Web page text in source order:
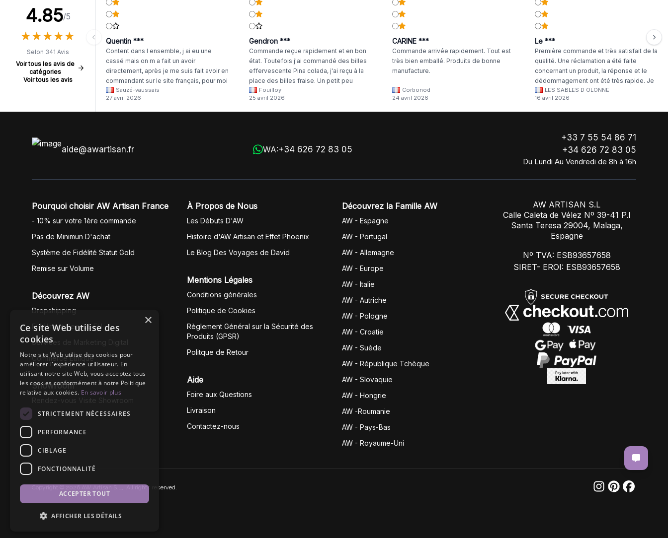
4.85/5
★★★★★
★★★★★
Selon 341 Avis
Voir tous les avis de
catégories
Voir tous les avis
Quentin ***
Content dans l ensemble, j ai eu une
cassé mais on m a fait un avoir
directement, après je me suis fait avoir en
commandant sur le site français, pour moi
il était évident que les produits était de la
même langue mais raté tout est en
anglais.
Sauzé-vaussais
27 avril 2026
Gendron ***
Commande reçue rapidement et en bon
état. Toutefois j'ai commandé des billes
effervescente Pina colada, j'ai reçu à la
place des billes fraise. Un petit peu
dommage
Fouilloy
25 avril 2026
CARINE ***
Commande arrivée rapidement. Tout est
très bien emballé. Produits de bonne
manufacture.
Corbonod
24 avril 2026
Le ***
Première commande et très satisfait de la
qualité. Une réclamation a été faite
concernant un produit, la réponse et le
dédommagement ont été très rapide. Je
continuerai à commander chez WA Artisan
!
LES SABLES D OLONNE
16 avril 2026
aide@awartisan.fr WA:+34 626 72 83 05
+33 7 55 54 86 71
+34 626 72 83 05
Du Lundi Au Vendredi de 8h à 16h
Pourquoi choisir AW Artisan France
- 10% sur votre 1ère commande
Pas de Minimun D'achat
Système de Fidélité Statut Gold
Remise sur Volume
Découvrez AW
Dropshipping
Fullfilment Service EU
Services de Marketing Digital
Commerce Éthique
Showroom
À Propos de Nous
Les Débuts D'AW
Histoire d'AW Artisan et Effet Phoenix
Le Blog Des Voyages de David
Mentions Légales
Conditions générales
Politique de Cookies
Règlement Général sur la Sécurité des
Produits (GPSR)
Politque de Retour
Aide
Foire aux Questions
Livraison
Contactez-nous
Découvrez la Famille AW
AW - Espagne
AW - Portugal
AW - Allemagne
AW - Europe
AW - Italie
AW - Autriche
AW - Pologne
AW - Croatie
AW - Suède
AW - République Tchèque
AW - Slovaquie
AW - Hongrie
AW -Roumanie
AW - Pays-Bas
AW - Royaume-Uni
AW ARTISAN S.L
Calle Caleta de Vélez Nº 39-41 P.I
Santa Teresa 29004, Malaga,
Espagne
Nº TVA: ESB93657658
SIRET- EROI: ESB93657658
Copyright © 2026 AW Artisan S.L,. All rights reserved.
×
Ce site Web utilise des
cookies
Notre site Web utilise des cookies pour
améliorer l'expérience utilisateur. En
utilisant notre site Web, vous acceptez tous
les cookies conformément à notre Politique
relative aux cookies. En savoir plus
STRICTEMENT NÉCESSAIRES
PERFORMANCE
CIBLAGE
FONCTIONNALITÉ
ACCEPTER TOUT
AFFICHER LES DÉTAILS